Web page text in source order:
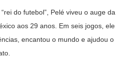
do futebol”, Pelé viveu o auge da
aos 29 anos. Em seis jogos, ele
encantou o mundo e ajudou o